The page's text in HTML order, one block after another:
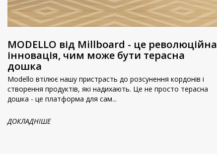
MODELLO від Millboard - це революційна
інновація, чим може бути терасна
дошка
Modello втілює нашу пристрасть до розсунення кордонів і
створення продуктів, які надихають. Це не просто терасна
дошка - це платформа для сам...
ДОКЛАДНІШЕ